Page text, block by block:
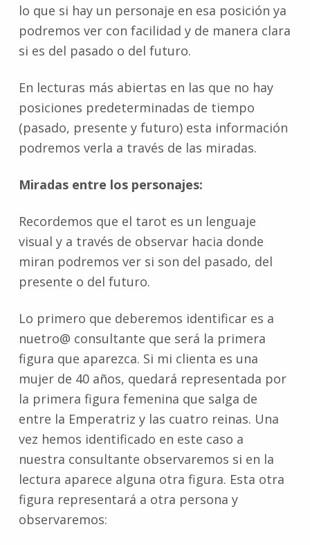
lo que si hay un personaje en esa posición ya
podremos ver con facilidad y de manera clara
si es del pasado o del futuro.
En lecturas más abiertas en las que no hay
posiciones predeterminadas de tiempo
(pasado, presente y futuro) esta información
podremos verla a través de las miradas.
Miradas entre los personajes:
Recordemos que el tarot es un lenguaje
visual y a través de observar hacia donde
miran podremos ver si son del pasado, del
presente o del futuro.
Lo primero que deberemos identificar es a
nuetro@ consultante que será la primera
figura que aparezca. Si mi clienta es una
mujer de 40 años, quedará representada por
la primera figura femenina que salga de
entre la Emperatriz y las cuatro reinas. Una
vez hemos identificado en este caso a
nuestra consultante observaremos si en la
lectura aparece alguna otra figura. Esta otra
figura representará a otra persona y
observaremos: